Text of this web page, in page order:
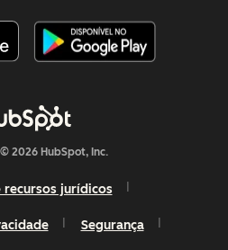
2026 HubSpot, Inc.
recursos jurídicos
Segurança